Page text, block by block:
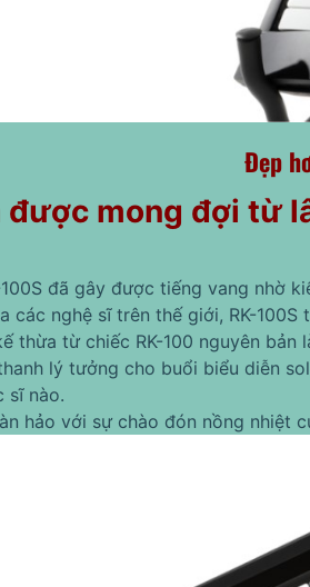
Đẹp
mong đợi từ
đã gây được tiếng vang nhờ
các nghệ sĩ trên thế giới, RK-
thừa từ chiếc RK-100 nguyên
lý tưởng cho buổi biểu diễn
sĩ nào.
hảo với sự chào đón nồng nhiệt